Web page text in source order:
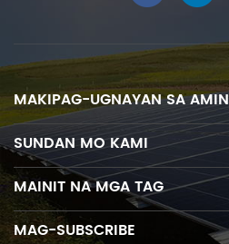
MAKIPAG-UGNAYAN SA AMIN
SUNDAN MO KAMI
MAINIT NA MGA TAG
MAG-SUBSCRIBE